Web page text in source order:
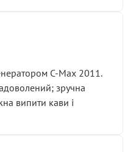
C-Max 2011.
зручна
випити кави і